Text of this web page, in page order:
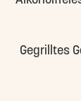
Gegrilltes